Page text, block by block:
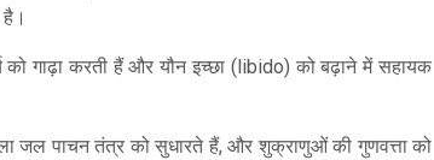
को गाढ़ा करती हैं और यौन इच्छा (libido) को बढ़ाने में सहायक
जल पाचन तंत्र को सुधारते हैं, और शुक्राणुओं की गुणवत्ता को